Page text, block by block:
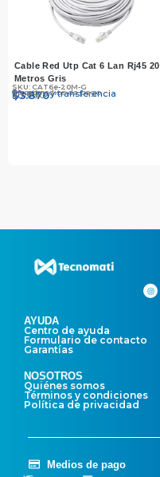
Cable Red Utp Cat 6 Lan Rj45 20
Metros Gris
SKU: CAT6e-20M-G
$3.870
Efectivo y transferencia
$3.990
Otros medios de pago
AYUDA
Centro de ayuda
Formulario de contacto
Garantías
NOSOTROS
Quiénes somos
Términos y condiciones
Política de privacidad
Medios de pago